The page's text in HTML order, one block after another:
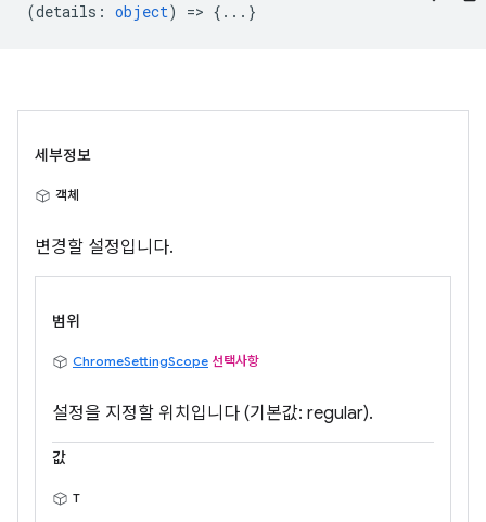
(details : object) => {...}
세부정보
객체
변경할 설정입니다.
범위
ChromeSettingScope 선택사항
설정을 지정할 위치입니다 (기본값: regular).
값
T